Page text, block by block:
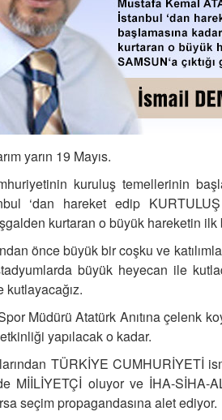
yarın 19 Mayıs.
kuruluş temellerinin
‘dan hareket edip
kurtaran o büyük hareketin ilk
önce büyük bir coşku ve
büyük heyecan ile
kutlayacağız.
Müdürü Atatürk Anıtına çelenk
yapılacak o kadar.
TÜRKİYE CUMHURİYETİ
MİİLİYETÇİ oluyor ve İHA-SİHA-
seçim propagandasına alet ediyor.